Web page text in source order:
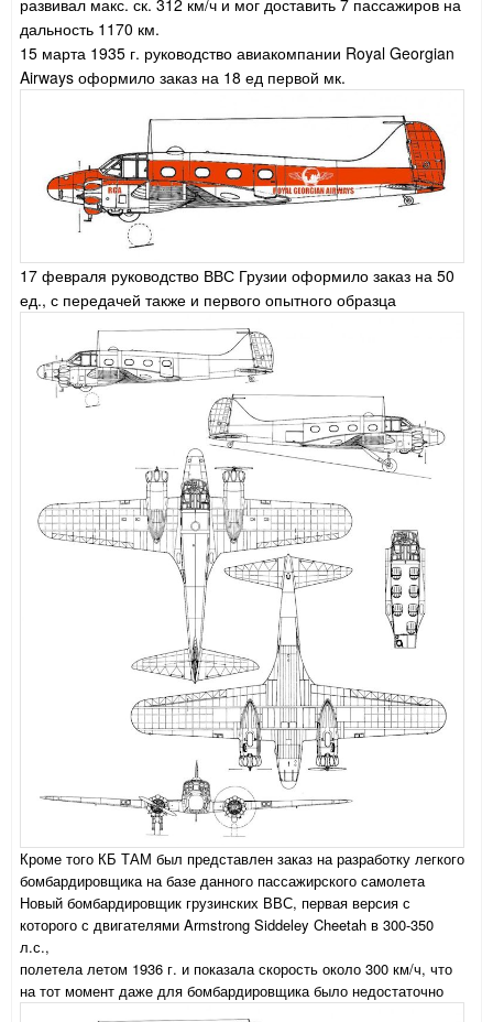
дальность 1170 км.
15 марта 1935 г. руководство авиакомпании Royal Georgian
Airways оформило заказ на 18 ед первой мк.
17 февраля руководство ВВС Грузии оформило заказ на 50
ед., с передачей также и первого опытного образца
Кроме того КБ ТАМ был представлен заказ на разработку легкого
бомбардировщика на базе данного пассажирского самолета
Новый бомбардировщик грузинских ВВС, первая версия с
которого с двигателями Armstrong Siddeley Cheetah в 300-350
л.с.,
полетела летом 1936 г. и показала скорость около 300 км/ч, что
на тот момент даже для бомбардировщика было недостаточно